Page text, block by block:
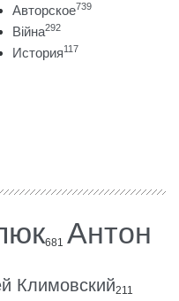
Авторское739
Війна292
История117
681 Антон
Климовский211